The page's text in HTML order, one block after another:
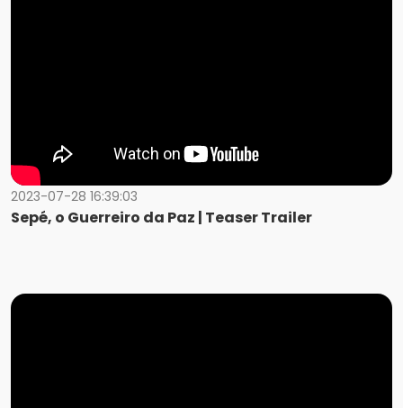
2023-07-28 16:39:03
Sepé, o Guerreiro da Paz | Teaser Trailer